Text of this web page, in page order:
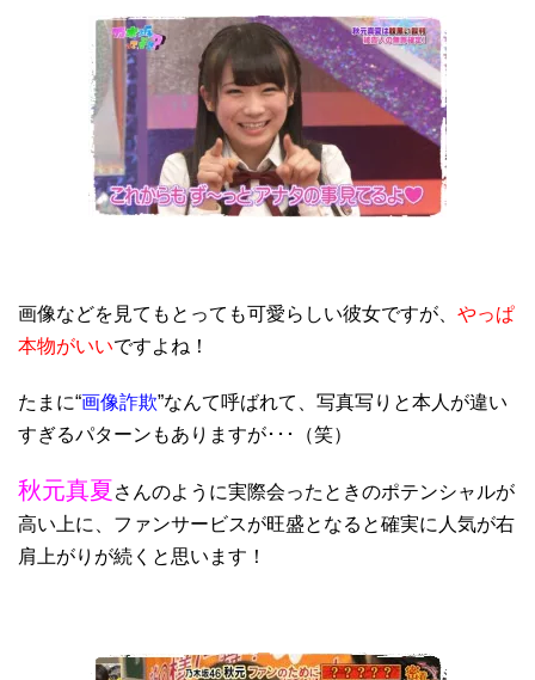
画像などを見てもとっても可愛らしい彼女ですが、 やっぱ
本物がいいですよね！
たまに“画像詐欺”なんて呼ばれて、写真写りと本人が違い
すぎるパターンもありますが･･･（笑）
秋元真夏さんのように実際会ったときのポテンシャルが
高い上に、ファンサービスが旺盛となると確実に人気が右
肩上がりが続くと思います！